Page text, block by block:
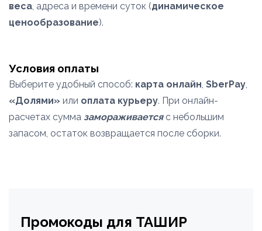
веса, адреса и времени суток (динамическое
ценообразование).
Условия оплаты
Выберите удобный способ: карта онлайн, SberPay,
«Долями» или оплата курьеру. При онлайн-
расчетах сумма замораживаетсяс небольшим
запасом, остаток возвращается после сборки.
Промокоды для ТАШИР